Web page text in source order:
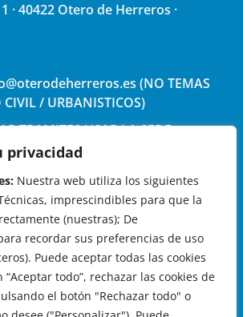
privacidad
Nuestra web utiliza los siguientes
imprescindibles para que la
(nuestras); De
recordar sus preferencias de uso
Puede aceptar todas las cookies
todo”, rechazar las cookies de
el botón "Rechazar todo" o
· 40422 Otero de Herreros ·
(NO TEMAS
CIVIL / URBANISTICOS)
TRAMITES USAR LA SEDE
(pinchar aquí)
EN LAS REDES